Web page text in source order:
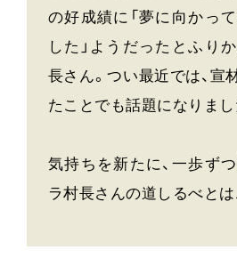
の好成績に「夢に向かっ
した」ようだったとふり
長さん。つい最近では、宣
たことでも話題になりまし
気持ちを新たに、一歩ず
ラ村長さんの道しるべとは